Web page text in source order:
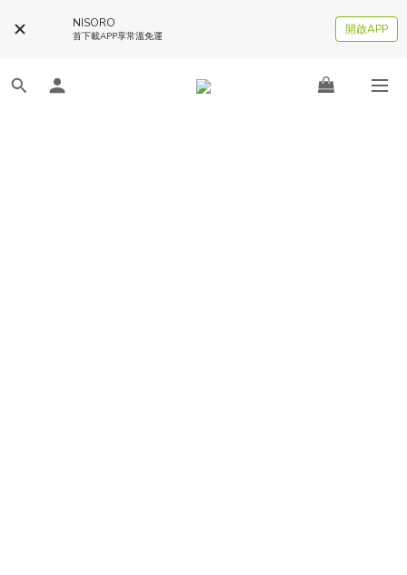
NISORO
首下載APP享常溫免運 開啟APP